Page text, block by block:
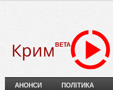
Крим BETA
АНОНСИ ПОЛІТИКА